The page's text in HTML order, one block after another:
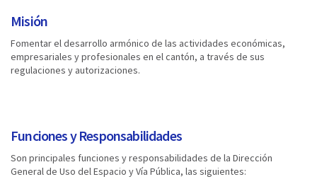
Misión
Fomentar el desarrollo armónico de las actividades económicas,
empresariales y profesionales en el cantón, a través de sus
regulaciones y autorizaciones.
Funciones y Responsabilidades
Son principales funciones y responsabilidades de la Dirección
General de Uso del Espacio y Vía Pública, las siguientes: